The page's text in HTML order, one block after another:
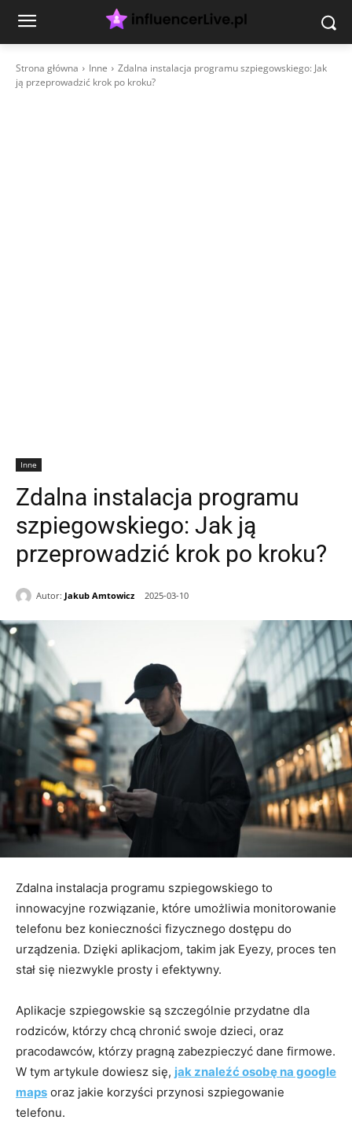
Strona główna Inne
Zdalna instalacja programu szpiegowskiego: Jak
ją przeprowadzić krok po kroku?
Inne
Zdalna instalacja programu
szpiegowskiego: Jak ją
przeprowadzić krok po kroku?
Autor: Jakub Amtowicz 2025-03-10
Zdalna instalacja programu szpiegowskiego to
innowacyjne rozwiązanie, które umożliwia monitorowanie
telefonu bez konieczności fizycznego dostępu do
urządzenia. Dzięki aplikacjom, takim jak Eyezy, proces ten
stał się niezwykle prosty i efektywny.
Aplikacje szpiegowskie są szczególnie przydatne dla
rodziców, którzy chcą chronić swoje dzieci, oraz
pracodawców, którzy pragną zabezpieczyć dane firmowe.
W tym artykule dowiesz się, jak znaleźć osobę na google
maps oraz jakie korzyści przynosi szpiegowanie
telefonu.